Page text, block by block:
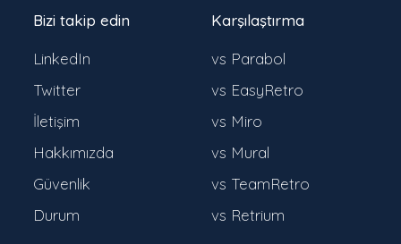
Bizi takip edin
LinkedIn
Twitter
İletişim
Hakkımızda
Güvenlik
Durum
Karşılaştırma
vs Parabol
vs EasyRetro
vs Miro
vs Mural
vs TeamRetro
vs Retrium